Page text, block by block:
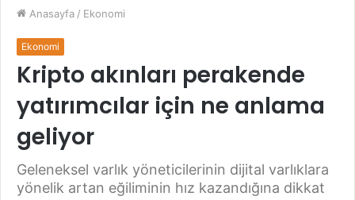
Anasayfa / Ekonomi
Ekonomi
Kripto akınları perakende
yatırımcılar için ne anlama
geliyor
Geleneksel varlık yöneticilerinin dijital varlıklara
yönelik artan eğiliminin hız kazandığına dikkat